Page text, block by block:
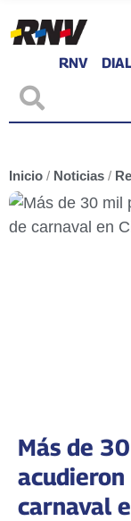
RNV
Inicio / Noticias /
Más de
carnaval